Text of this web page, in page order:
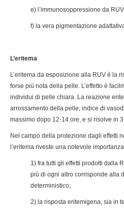
e) l’immunosoppressione da
f) la vera pigmentazione
L’eritema
L’eritema da esposizione alla RUV è la
forse più nota della pelle. L’effetto è
individui di pelle chiara. La reazione
arrossamento della pelle, indice di
massimo dopo 12-14 ore, e si risolve in
Nel campo della protezione dagli effetti
l’eritema riveste una notevole
1) fra tutti gli effetti prodotti dalla
più di ogni altro corrisponde alla
deterministico;
2) la risposta eritemigena, sia in